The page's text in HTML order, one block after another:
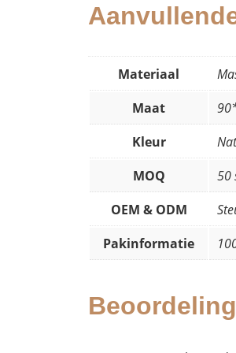
Materiaal
Maat
Kleur
MOQ
50
OEM & ODM
Pakinformatie